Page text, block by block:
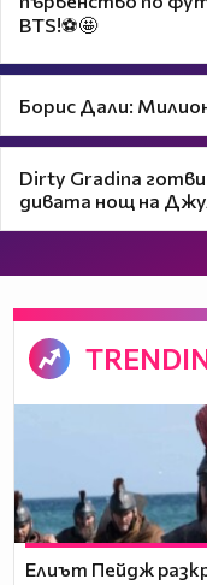
BTS!⚽🤩
Борис Дали:
Dirty Gradina готви
дивата нощ на
Елиът Пейдж